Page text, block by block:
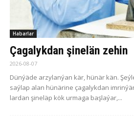
Habarlar
Çagalykdan şinelän zehin
2026-08-07
Dün­ýä­de ar­zy­la­n­ýan kär, hü­när kän.
saý­lap alan hü­nä­ri­ne ça­ga­lyk­dan
lar­dan şi­ne­läp kök ur­ma­ga baş­la­ýar,...